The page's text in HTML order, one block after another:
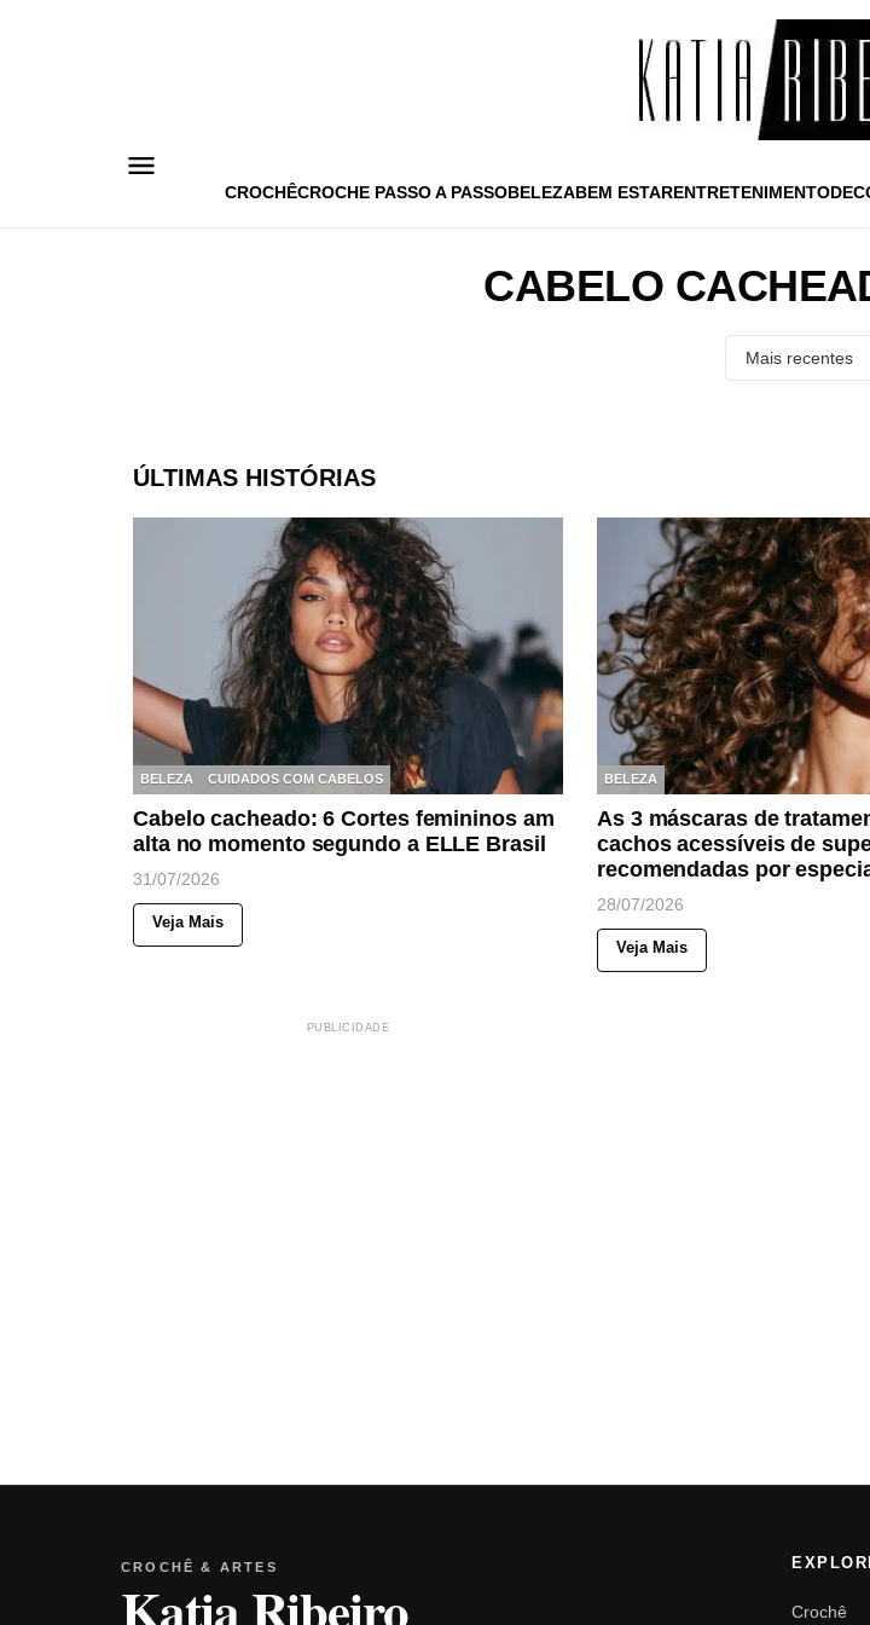
CROCHÊCROCHE PASSO A PASSOBELEZABEM ESTARENTRETENIMENTO
CABELO
ÚLTIMAS HISTÓRIAS
BELEZA CUIDADOS COM CABELOS
Cabelo cacheado: 6 Cortes femininos am
alta no momento segundo a ELLE Brasil
31/07/2026
Veja Mais
BELEZA
As 3 máscaras de
cachos acessíveis de
recomendadas por
28/07/2026
Veja Mais
PUBLICIDADE
CROCHÊ & ARTES
Katia Ribeiro Crochê